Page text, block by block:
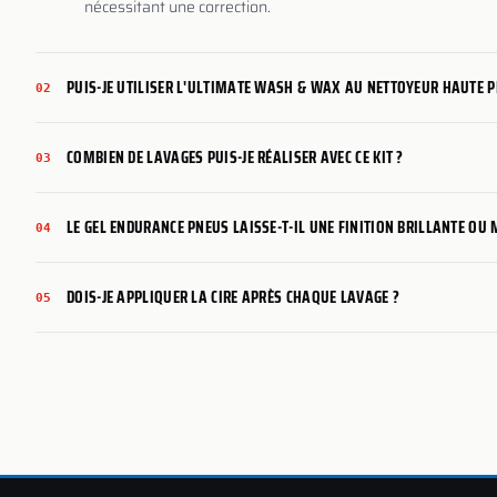
nécessitant une correction.
02 PUIS-JE UTILISER L'ULTIMATE WASH & WAX AU NETTOYEUR HAUTE
03 COMBIEN DE LAVAGES PUIS-JE RÉALISER AVEC CE KIT ?
04 LE GEL ENDURANCE PNEUS LAISSE-T-IL UNE FINITION BRILLANTE OU
05 DOIS-JE APPLIQUER LA CIRE APRÈS CHAQUE LAVAGE ?